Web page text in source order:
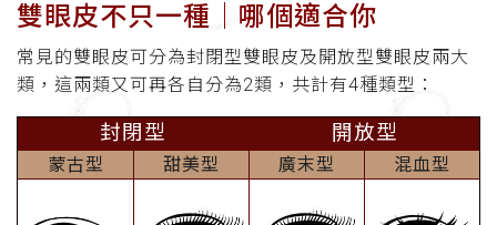
雙眼皮不只一種│哪個適合你
常見的雙眼皮可分為封閉型雙眼皮及開放型雙眼皮兩大
類，這兩類又可再各自分為2類，共計有4種類型：
封閉型 開放型
蒙古型 甜美型 廣末型 混血型